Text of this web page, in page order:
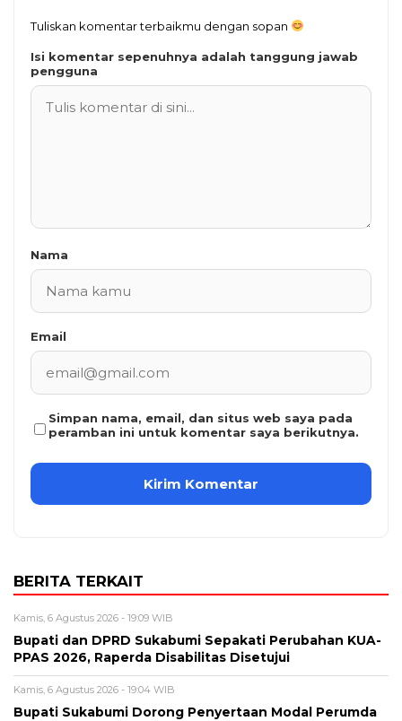
Tuliskan komentar terbaikmu dengan sopan
Isi komentar sepenuhnya adalah tanggung jawab
pengguna
Nama
Email
Simpan nama, email, dan situs web saya pada
peramban ini untuk komentar saya berikutnya.
BERITA TERKAIT
Kamis, 6 Agustus 2026 - 19:09 WIB
Bupati dan DPRD Sukabumi Sepakati Perubahan KUA-
PPAS 2026, Raperda Disabilitas Disetujui
Kamis, 6 Agustus 2026 - 19:04 WIB
Bupati Sukabumi Dorong Penyertaan Modal Perumda